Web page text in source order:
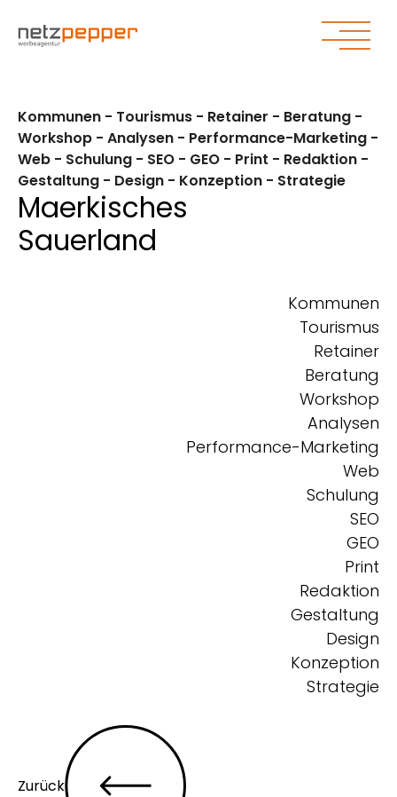
Kommunen - Tourismus - Retainer - Beratung -
Workshop - Analysen - Performance-Marketing -
Web - Schulung - SEO - GEO - Print - Redaktion -
Gestaltung - Design - Konzeption - Strategie
Maerkisches
Sauerland
Kommunen
Tourismus
Retainer
Beratung
Workshop
Analysen
Performance-Marketing
Web
Schulung
SEO
GEO
Print
Redaktion
Gestaltung
Design
Konzeption
Strategie
Zurück